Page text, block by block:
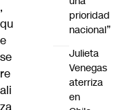
,
qu
e
se
re
ali
za
prioridad
nacional”
Julieta
Venegas
aterriza
en